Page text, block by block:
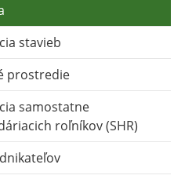
stavieb
prostredie
samostatne
roľníkov (SHR)